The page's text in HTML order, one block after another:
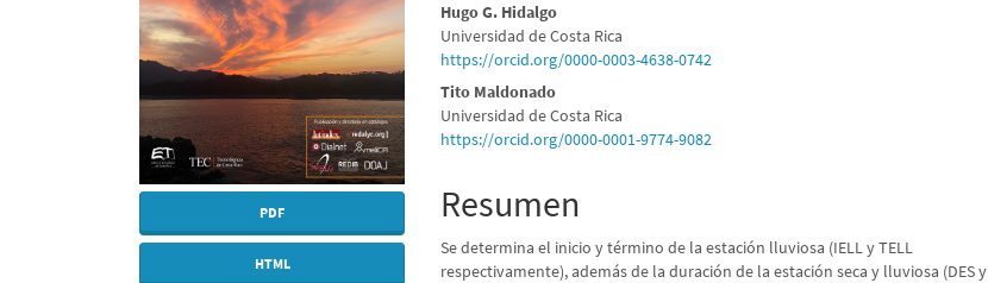
PDF
HTML
Hugo G. Hidalgo
Universidad de Costa Rica
https://orcid.org/0000-0003-4638-0742
Tito Maldonado
Universidad de Costa Rica
https://orcid.org/0000-0001-9774-9082
Resumen
Se determina el inicio y término de la estación lluviosa (IELL y TELL
respectivamente), además de la duración de la estación seca y lluviosa (DES y